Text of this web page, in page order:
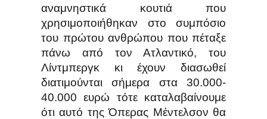
αναμνηστικά κουτιά που
χρησιμοποιήθηκαν στο συμπόσιο
του πρώτου ανθρώπου που πέταξε
πάνω από τον Ατλαντικό, του
Λίντμπεργκ κι έχουν διασωθεί
διατιμούνται σήμερα στα 30.000-
40.000 ευρώ τότε καταλαβαίνουμε
ότι αυτό της Όπερας Μέντελσον θα